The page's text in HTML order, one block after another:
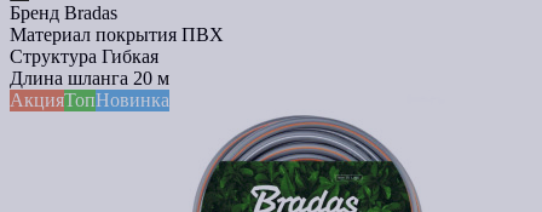
Бренд Bradas
Материал покрытия ПВХ
Структура Гибкая
Длина шланга 20 м
АкцияТопНовинка